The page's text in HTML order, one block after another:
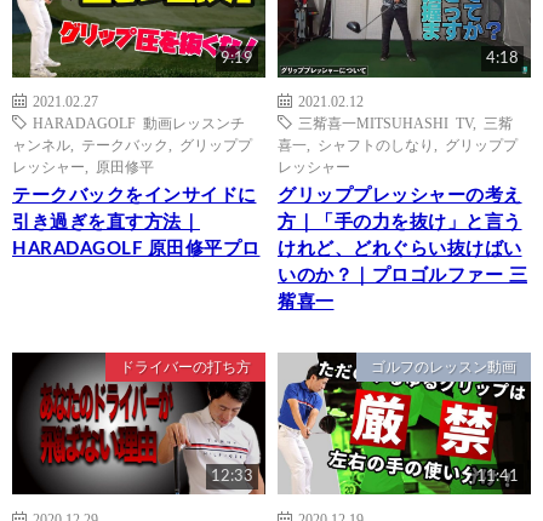
9:19
2021.02.27
HARADAGOLF 動画レッスンチ
ャンネル
テークバック
グリッププ
レッシャー
原田修平
テークバックをインサイドに
引き過ぎを直す方法｜
HARADAGOLF 原田修平プロ
4:18
2021.02.12
三觜喜一MITSUHASHI TV, 三觜
喜一
シャフトのしなり
グリッププ
レッシャー
グリッププレッシャーの考え
方｜「手の力を抜け」と言う
けれど、どれぐらい抜けばい
いのか？｜プロゴルファー 三
觜喜一
ドライバーの打ち方
12:33
ゴルフのレッスン動画
11:41